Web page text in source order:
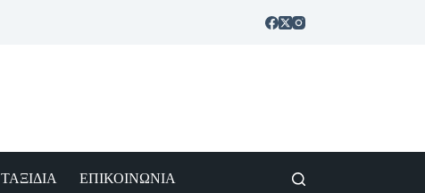
ΤΑΞΙΔΙΑ ΕΠΙΚΟΙΝΩΝΙΑ